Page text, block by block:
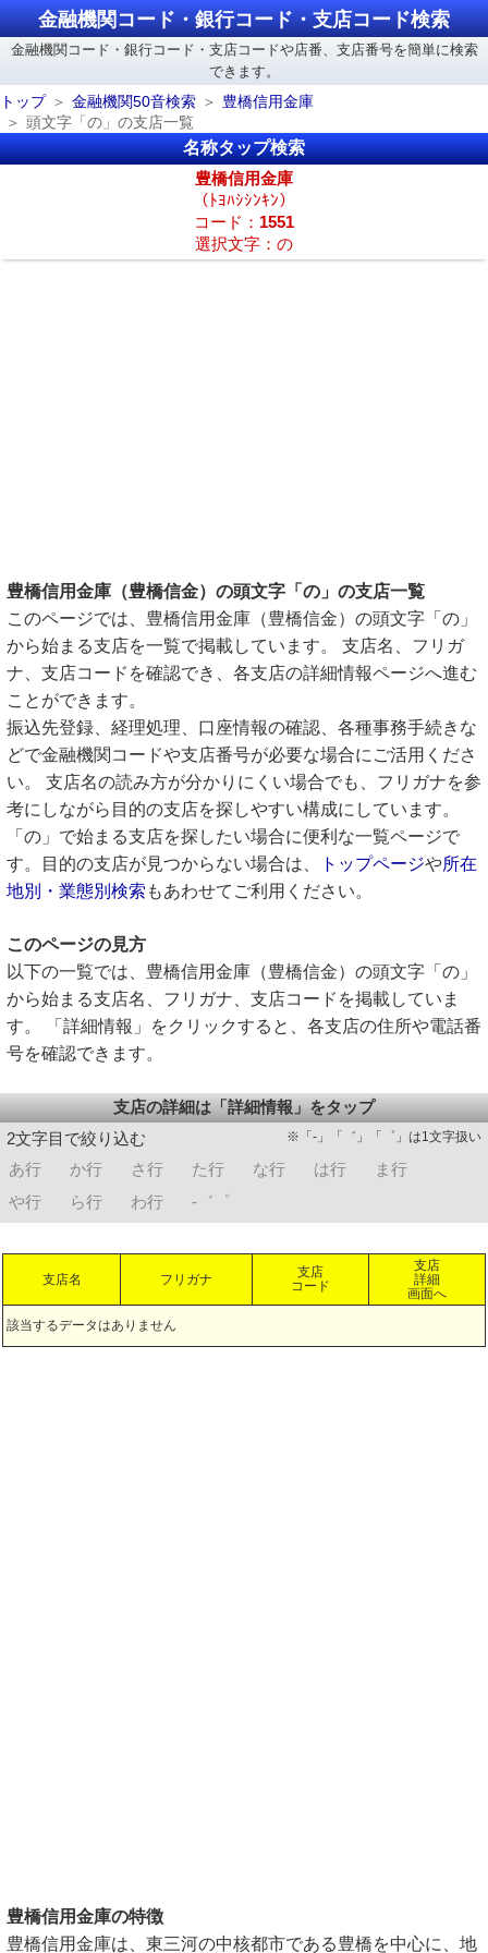
金融機関コード・銀行コード・支店コード検索
金融機関コード・銀行コード・支店コードや店番、支店番号を簡単に検索
できます。
トップ
金融機関50音検索
豊橋信用金庫
頭文字「の」の支店一覧
名称タップ検索
豊橋信用金庫
（ﾄﾖﾊｼｼﾝｷﾝ）
コード： 1551
選択文字：の
豊橋信用金庫（豊橋信金）の頭文字「の」の支店一覧
このページでは、豊橋信用金庫（豊橋信金）の頭文字「の」
から始まる支店を一覧で掲載しています。 支店名、フリガ
ナ、支店コードを確認でき、各支店の詳細情報ページへ進む
ことができます。
振込先登録、経理処理、口座情報の確認、各種事務手続きな
どで金融機関コードや支店番号が必要な場合にご活用くださ
い。 支店名の読み方が分かりにくい場合でも、フリガナを参
考にしながら目的の支店を探しやすい構成にしています。
「の」で始まる支店を探したい場合に便利な一覧ページで
す。目的の支店が見つからない場合は、
トップページや所在
地別・業態別検索 もあわせてご利用ください。
このページの見方
以下の一覧では、豊橋信用金庫（豊橋信金）の頭文字「の」
から始まる支店名、フリガナ、支店コードを掲載していま
す。 「詳細情報」をクリックすると、各支店の住所や電話番
号を確認できます。
支店の詳細は「詳細情報」をタップ
2文字目で絞り込む
※「-」「゛」「゜」は1文字扱い
あ行 か行 さ行 た行 な行 は行
ま行
や行
ら行 わ行 -゛゜
支店名 フリガナ
支店
コード
支店
詳細
画面へ
該当するデータはありません
豊橋信用金庫の特徴
豊橋信用金庫は、東三河の中核都市である豊橋を中心に、地